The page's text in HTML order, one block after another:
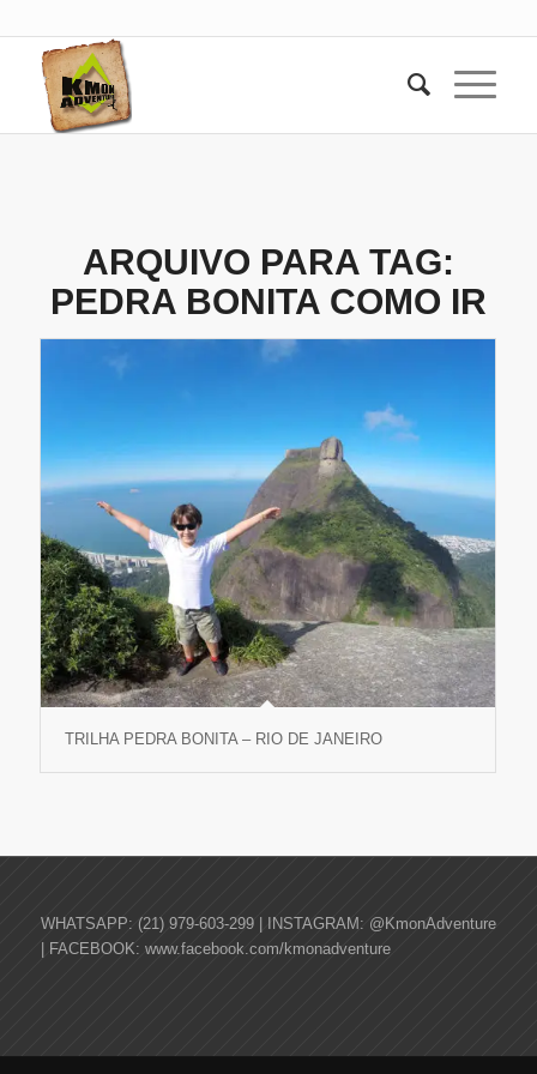
ARQUIVO PARA TAG:
PEDRA BONITA COMO IR
TRILHA PEDRA BONITA – RIO DE JANEIRO
WHATSAPP: (21) 979-603-299 | INSTAGRAM: @KmonAdventure
| FACEBOOK: www.facebook.com/kmonadventure